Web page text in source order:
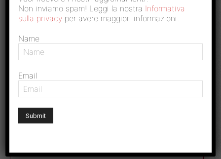
Non inviamo spam! Leggi la nostra Informativa
sulla privacy per avere maggiori informazioni.
Name
Email